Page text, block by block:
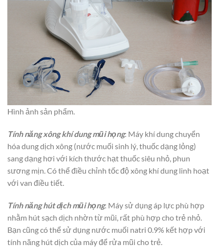
Hình ảnh sản phẩm.
Tính năng xông khí dung mũi họng: Máy khí dung chuyển
hóa dung dịch xông (nước muối sinh lý, thuốc dạng lỏng)
sang dạng hơi với kích thước hạt thuốc siêu nhỏ, phun
sương mịn. Có thể điều chỉnh tốc độ xông khí dung linh hoạt
với van điều tiết.
Tính năng hút dịch mũi họng: Máy sử dụng áp lực phù hợp
nhằm hút sạch dịch nhờn từ mũi, rất phù hợp cho trẻ nhỏ.
Bạn cũng có thể sử dụng nước muối natri 0.9% kết hợp với
tính năng hút dịch của máy để rửa mũi cho trẻ.